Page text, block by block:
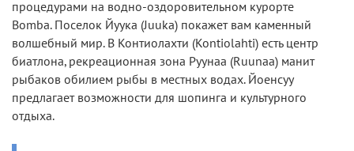
процедурами на водно-оздоровительном курорте
Bomba. Поселок Йуука (Juuka) покажет вам каменный
волшебный мир. В Контиолахти (Kontiolahti) есть центр
биатлона, рекреационная зона Руунаа (Ruunaa) манит
рыбаков обилием рыбы в местных водах. Йоенсуу
предлагает возможности для шопинга и культурного
отдыха.